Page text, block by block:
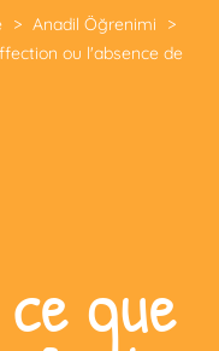
> Anadil Öğrenimi
>
ou l'absence de
que